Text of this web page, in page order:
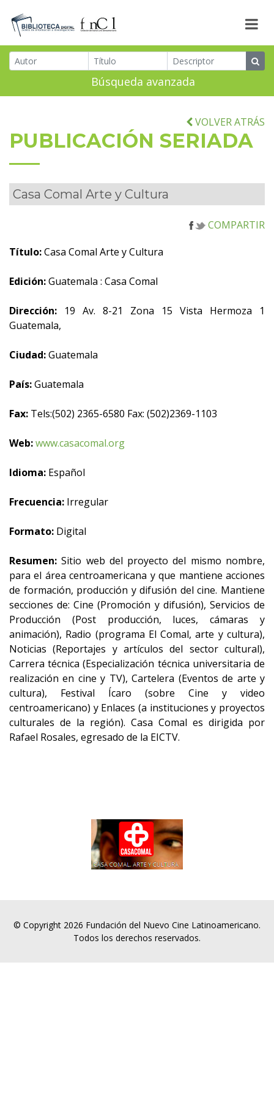
Búsqueda avanzada
VOLVER ATRÁS
PUBLICACIÓN SERIADA
Casa Comal Arte y Cultura
COMPARTIR
Título:Casa Comal Arte y Cultura
Edición:Guatemala : Casa Comal
Dirección: 19 Av. 8-21 Zona 15 Vista Hermoza 1
Guatemala,
Ciudad:Guatemala
País:Guatemala
Fax: Tels:(502) 2365-6580 Fax: (502)2369-1103
Web:www.casacomal.org
Idioma: Español
Frecuencia: Irregular
Formato: Digital
Resumen: Sitio web del proyecto del mismo nombre,
para el área centroamericana y que mantiene acciones
de formación, producción y difusión del cine. Mantiene
secciones de: Cine (Promoción y difusión), Servicios de
Producción (Post producción, luces, cámaras y
animación), Radio (programa El Comal, arte y cultura),
Noticias (Reportajes y artículos del sector cultural),
Carrera técnica (Especialización técnica universitaria de
realización en cine y TV), Cartelera (Eventos de arte y
cultura), Festival Ícaro (sobre Cine y video
centroamericano) y Enlaces (a instituciones y proyectos
culturales de la región). Casa Comal es dirigida por
Rafael Rosales, egresado de la EICTV.
© Copyright 2026 Fundación del Nuevo Cine Latinoamericano.
Todos los derechos reservados.